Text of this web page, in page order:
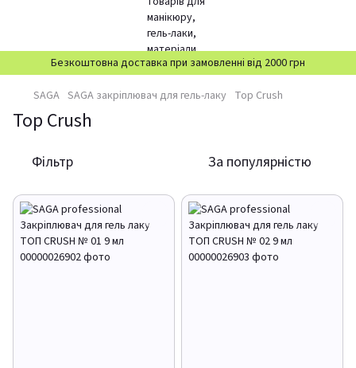
Безкоштовна доставка при замовленні від 2000 грн
SAGA SAGA закріплювач для гель-лаку Top Crush
Top Crush
Фільтр За популярністю